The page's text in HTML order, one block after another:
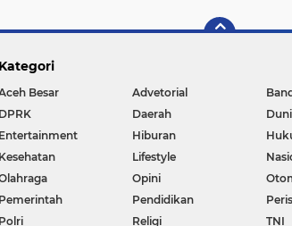
Kategori
Besar Advetorial
DPRK
Daerah
Entertainment
Hiburan
Kesehatan
Lifestyle
Opini
Pemerintah
Pendidikan
Polri
Religi TNI